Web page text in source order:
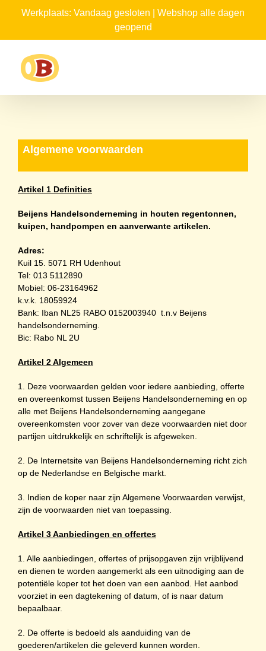
Werkplaats: Vandaag gesloten | Webshop alle dagen
geopend
Algemene voorwaarden
Artikel 1 Definities
Beijens Handelsonderneming in houten regentonnen,
kuipen, handpompen en aanverwante artikelen.
Adres:
Kuil 15. 5071 RH Udenhout
Tel: 013 5112890
Mobiel: 06-23164962
k.v.k. 18059924
Bank: Iban NL25 RABO 0152003940 t.n.v Beijens
handelsonderneming.
Bic: Rabo NL 2U
Artikel 2 Algemeen
1. Deze voorwaarden gelden voor iedere aanbieding, offerte
en overeenkomst tussen Beijens Handelsonderneming en op
alle met Beijens Handelsonderneming aangegane
overeenkomsten voor zover van deze voorwaarden niet door
partijen uitdrukkelijk en schriftelijk is afgeweken.
2. De Internetsite van Beijens Handelsonderneming richt zich
op de Nederlandse en Belgische markt.
3. Indien de koper naar zijn Algemene Voorwaarden verwijst,
zijn de voorwaarden niet van toepassing.
Artikel 3 Aanbiedingen en offertes
1. Alle aanbiedingen, offertes of prijsopgaven zijn vrijblijvend
en dienen te worden aangemerkt als een uitnodiging aan de
potentiële koper tot het doen van een aanbod. Het aanbod
voorziet in een dagtekening of datum, of is naar datum
bepaalbaar.
2. De offerte is bedoeld als aanduiding van de
goederen/artikelen die geleverd kunnen worden.